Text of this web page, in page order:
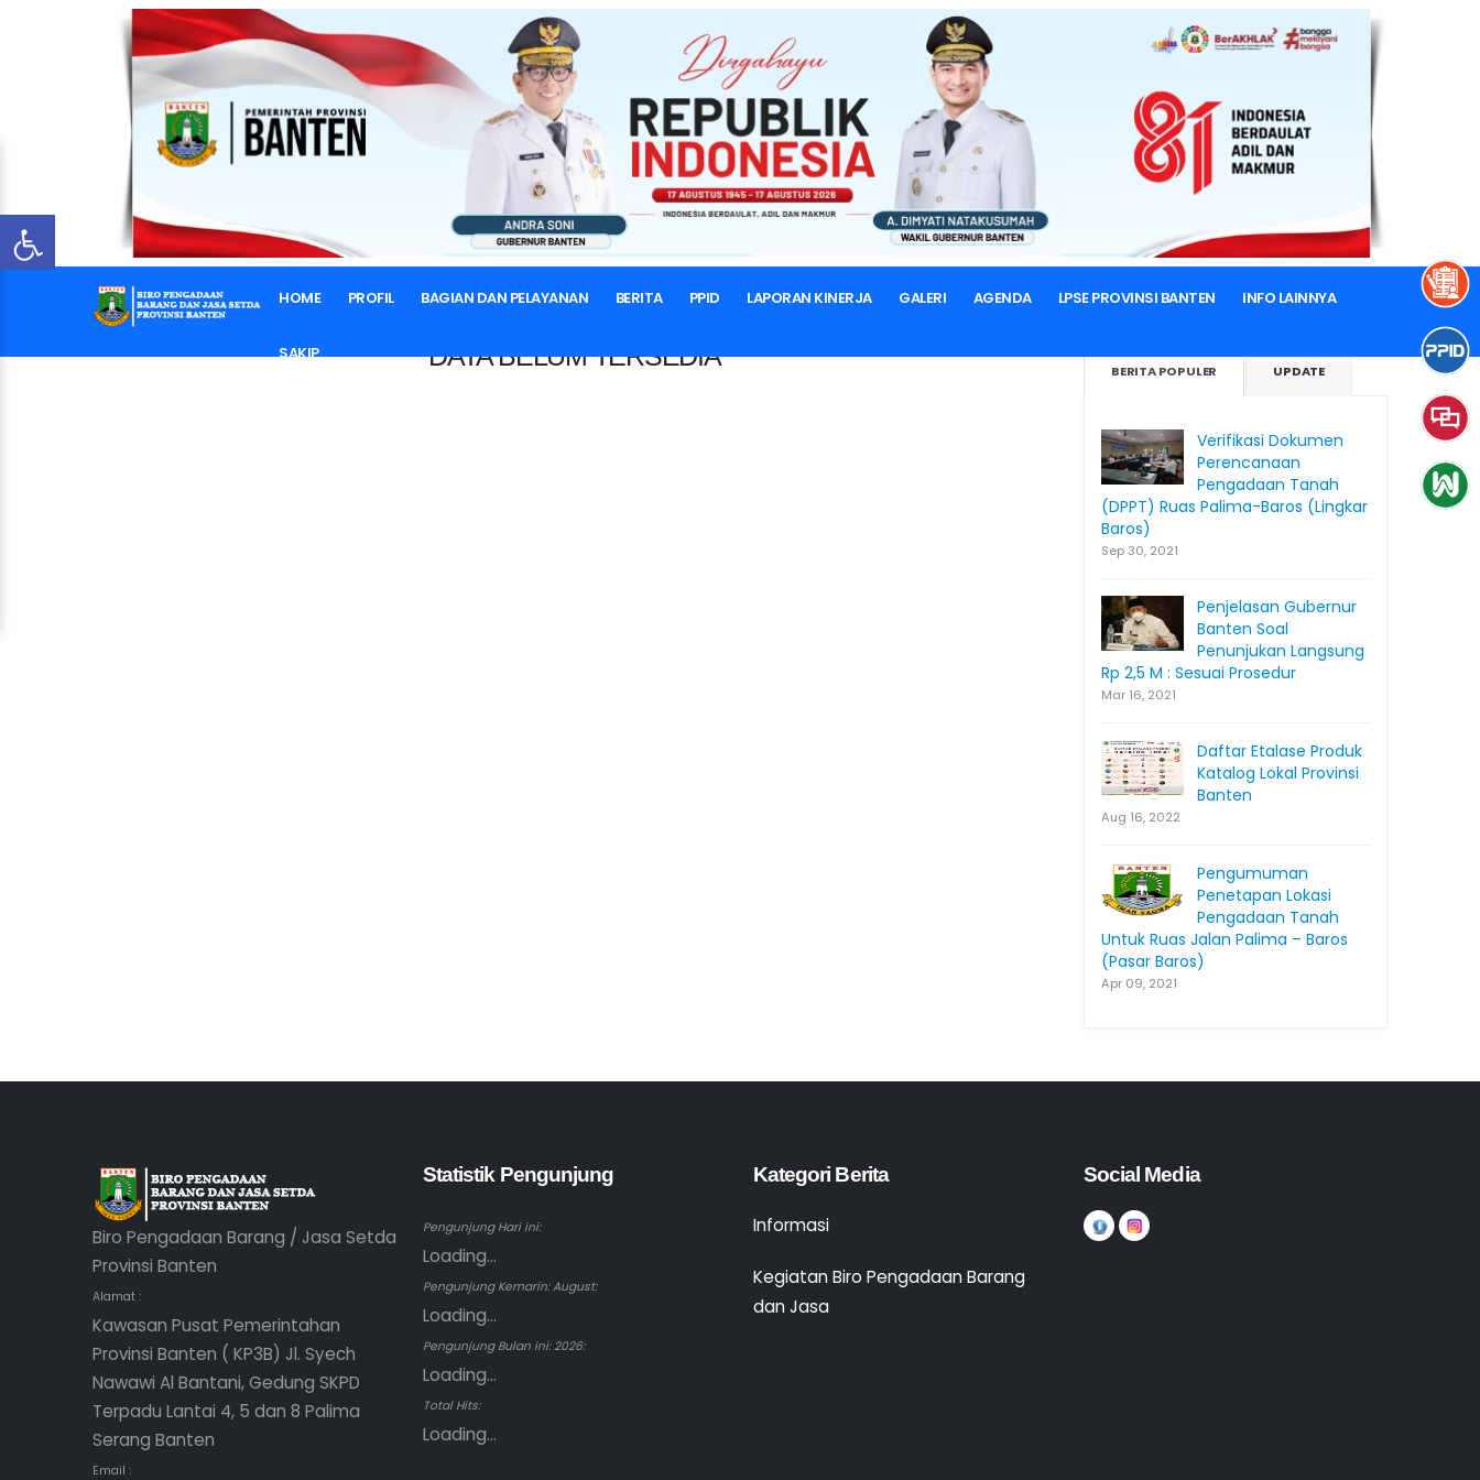
HOME PROFIL BAGIAN DAN PELAYANAN BERITA PPID LAPORAN KINERJA GALERI AGENDA LPSE PROVINSI BANTEN INFO LAINNYA
SAKIP
BERANDA
DATA BELUM TERSEDIA
BERITA POPULER UPDATE
Verifikasi Dokumen
Perencanaan
Pengadaan Tanah
(DPPT) Ruas Palima-Baros (Lingkar
Baros)
Sep 30, 2021
Penjelasan Gubernur
Banten Soal
Penunjukan Langsung
Rp 2,5 M : Sesuai Prosedur
Mar 16, 2021
Daftar Etalase Produk
Katalog Lokal Provinsi
Banten
Aug 16, 2022
Pengumuman
Penetapan Lokasi
Pengadaan Tanah
Untuk Ruas Jalan Palima – Baros
(Pasar Baros)
Apr 09, 2021
Biro Pengadaan Barang / Jasa Setda
Provinsi Banten
Alamat :
Kawasan Pusat Pemerintahan
Provinsi Banten ( KP3B) Jl. Syech
Nawawi Al Bantani, Gedung SKPD
Terpadu Lantai 4, 5 dan 8 Palima
Serang Banten
Email :
Statistik Pengunjung
Pengunjung Hari ini:
Loading...
Pengunjung Kemarin: August:
Loading...
Pengunjung Bulan ini: 2026:
Loading...
Total Hits:
Loading...
Kategori Berita
Informasi
Kegiatan Biro Pengadaan Barang
dan Jasa
Social Media